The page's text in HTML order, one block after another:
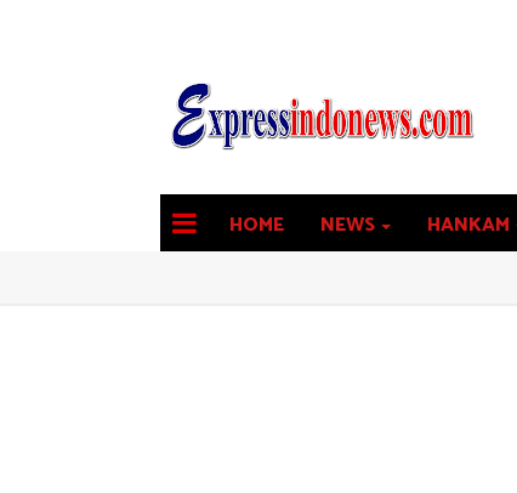
HOME NEWS HANKAM